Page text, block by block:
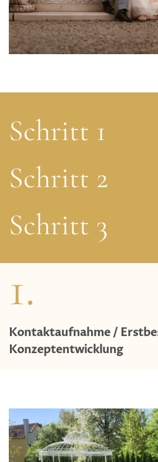
1.
Kontaktaufnahme /
Konzeptentwicklung
Schritt 1
Schritt 2
Schritt 3